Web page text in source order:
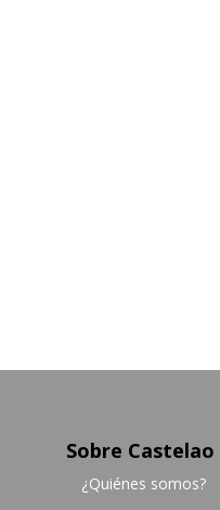
Sobre Castelao
¿Quiénes somos?